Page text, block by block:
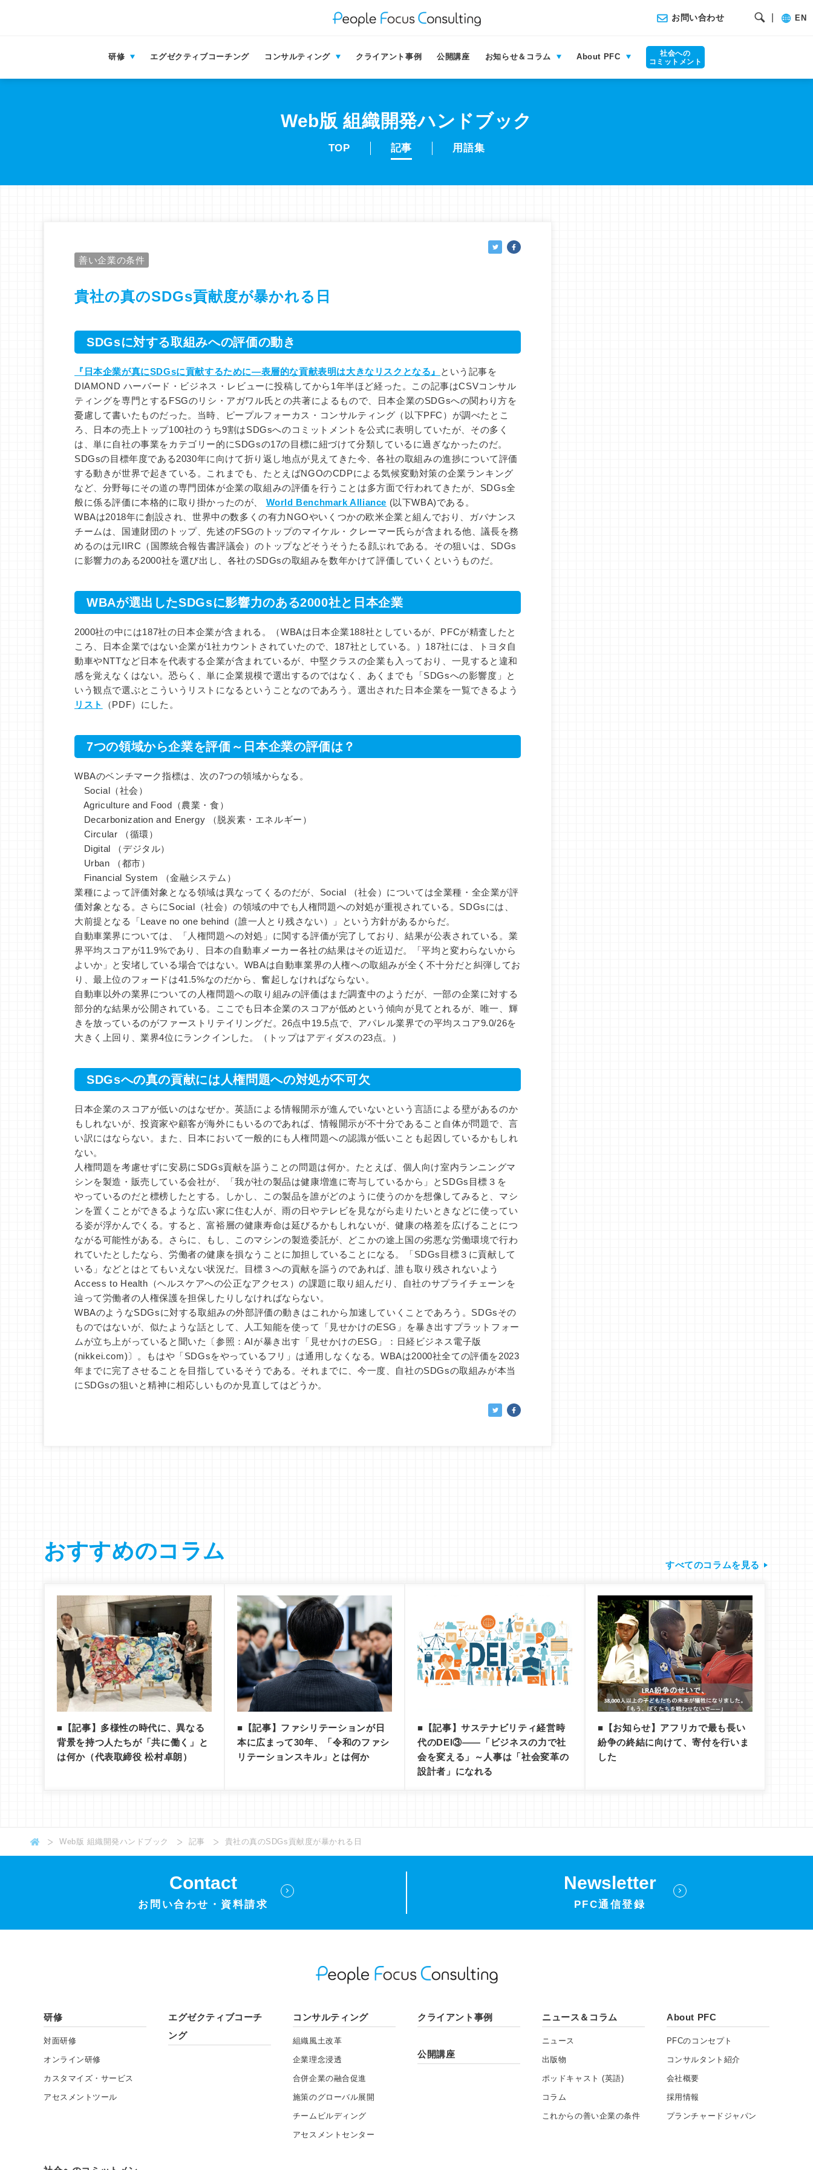
お問い合わせ EN
研修 エグゼクティブコーチング コンサルティング クライアント事例 公開講座 お知らせ＆コラム About PFC
社会への
コミットメント
Web版 組織開発ハンドブック
TOP 記事 用語集
善い企業の条件
貴社の真のSDGs貢献度が暴かれる日
SDGsに対する取組みへの評価の動き
『日本企業が真にSDGsに貢献するために―表層的な貢献表明は大きなリスクとなる』
という記事を
DIAMOND ハーバード・ビジネス・レビューに投稿してから1年半ほど経った。この記事はCSVコンサル
ティングを専門とするFSGのリシ・アガワル氏との共著によるもので、日本企業のSDGsへの関わり方を
憂慮して書いたものだった。当時、ピープルフォーカス・コンサルティング（以下PFC）が調べたとこ
ろ、日本の売上トップ100社のうち9割はSDGsへのコミットメントを公式に表明していたが、その多く
は、単に自社の事業をカテゴリー的にSDGsの17の目標に紐づけて分類しているに過ぎなかったのだ。
SDGsの目標年度である2030年に向けて折り返し地点が見えてきた今、各社の取組みの進捗について評価
する動きが世界で起きている。これまでも、たとえばNGOのCDPによる気候変動対策の企業ランキング
など、分野毎にその道の専門団体が企業の取組みの評価を行うことは多方面で行われてきたが、SDGs全
般に係る評価に本格的に取り掛かったのが、 World Benchmark Alliance (以下WBA)である。
WBAは2018年に創設され、世界中の数多くの有力NGOやいくつかの欧米企業と組んでおり、ガバナンス
チームは、国連財団のトップ、先述のFSGのトップのマイケル・クレーマー氏らが含まれる他、議長を務
めるのは元IIRC（国際統合報告書評議会）のトップなどそうそうたる顔ぶれである。その狙いは、SDGs
に影響力のある2000社を選び出し、各社のSDGsの取組みを数年かけて評価していくというものだ。
WBAが選出したSDGsに影響力のある2000社と日本企業
2000社の中には187社の日本企業が含まれる。（WBAは日本企業188社としているが、PFCが精査したと
ころ、日本企業ではない企業が1社カウントされていたので、187社としている。）187社には、トヨタ自
動車やNTTなど日本を代表する企業が含まれているが、中堅クラスの企業も入っており、一見すると違和
感を覚えなくはない。恐らく、単に企業規模で選出するのではなく、あくまでも「SDGsへの影響度」と
いう観点で選ぶとこういうリストになるということなのであろう。選出された日本企業を一覧できるよう
リスト
（PDF）にした。
7つの領域から企業を評価～日本企業の評価は？
WBAのベンチマーク指標は、次の7つの領域からなる。
Social（社会）
Agriculture and Food（農業・食）
Decarbonization and Energy （脱炭素・エネルギー）
Circular （循環）
Digital （デジタル）
Urban （都市）
Financial System （金融システム）
業種によって評価対象となる領域は異なってくるのだが、Social （社会）については全業種・全企業が評
価対象となる。さらにSocial（社会）の領域の中でも人権問題への対処が重視されている。SDGsには、
大前提となる「Leave no one behind（誰一人とり残さない）」という方針があるからだ。
自動車業界については、「人権問題への対処」に関する評価が完了しており、結果が公表されている。業
界平均スコアが11.9%であり、日本の自動車メーカー各社の結果はその近辺だ。「平均と変わらないから
よいか」と安堵している場合ではない。WBAは自動車業界の人権への取組みが全く不十分だと糾弾してお
り、最上位のフォードは41.5%なのだから、奮起しなければならない。
自動車以外の業界についての人権問題への取り組みの評価はまだ調査中のようだが、一部の企業に対する
部分的な結果が公開されている。ここでも日本企業のスコアが低めという傾向が見てとれるが、唯一、輝
きを放っているのがファーストリテイリングだ。26点中19.5点で、アパレル業界での平均スコア9.0/26を
大きく上回り、業界4位にランクインした。（トップはアディダスの23点。）
SDGsへの真の貢献には人権問題への対処が不可欠
日本企業のスコアが低いのはなぜか。英語による情報開示が進んでいないという言語による壁があるのか
もしれないが、投資家や顧客が海外にもいるのであれば、情報開示が不十分であること自体が問題で、言
い訳にはならない。また、日本において一般的にも人権問題への認識が低いことも起因しているかもしれ
ない。
人権問題を考慮せずに安易にSDGs貢献を謳うことの問題は何か。たとえば、個人向け室内ランニングマ
シンを製造・販売している会社が、「我が社の製品は健康増進に寄与しているから」とSDGs目標３を
やっているのだと標榜したとする。しかし、この製品を誰がどのように使うのかを想像してみると、マシ
ンを置くことができるような広い家に住む人が、雨の日やテレビを見ながら走りたいときなどに使ってい
る姿が浮かんでくる。すると、富裕層の健康寿命は延びるかもしれないが、健康の格差を広げることにつ
ながる可能性がある。さらに、もし、このマシンの製造委託が、どこかの途上国の劣悪な労働環境で行わ
れていたとしたなら、労働者の健康を損なうことに加担していることになる。「SDGs目標３に貢献して
いる」などとはとてもいえない状況だ。目標３への貢献を謳うのであれば、誰も取り残されないよう
Access to Health（ヘルスケアへの公正なアクセス）の課題に取り組んだり、自社のサプライチェーンを
辿って労働者の人権保護を担保したりしなければならない。
WBAのようなSDGsに対する取組みの外部評価の動きはこれから加速していくことであろう。SDGsその
ものではないが、似たような話として、人工知能を使って「見せかけのESG」を暴き出すプラットフォー
ムが立ち上がっていると聞いた〔参照：AIが暴き出す「見せかけのESG」：日経ビジネス電子版
(nikkei.com)〕。もはや「SDGsをやっているフリ」は通用しなくなる。WBAは2000社全ての評価を2023
年までに完了させることを目指しているそうである。それまでに、今一度、自社のSDGsの取組みが本当
にSDGsの狙いと精神に相応しいものか見直してはどうか。
おすすめのコラム
すべてのコラムを見る
■【記事】多様性の時代に、異なる
背景を持つ人たちが「共に働く」と
は何か（代表取締役 松村卓朗）
■【記事】ファシリテーションが日
本に広まって30年、「令和のファシ
リテーションスキル」とは何か
■【記事】サステナビリティ経営時
代のDEI③——「ビジネスの力で社
会を変える」～人事は「社会変革の
設計者」になれる
■【お知らせ】アフリカで最も長い
紛争の終結に向けて、寄付を行いま
した
Web版 組織開発ハンドブック 記事 貴社の真のSDGs貢献度が暴かれる日
Contact
お問い合わせ・ 資料請求
Newsletter
PFC通信登録
研修
対面研修
オンライン研修
カスタマイズ・ サービス
アセスメント ツール
エグゼクティブコーチ
ング
コンサルティング
組織風土改革
企業理念浸透
合併企業の融合促進
施策のグローバル展開
チームビルディング
アセスメントセンター
クライアント事例
公開講座
ニュース＆コラム
ニュース
出版物
ポッドキャスト (英語)
コラム
これからの善い企業の条件
About PFC
PFCのコンセプト
コンサルタント紹介
会社概要
採用情報
プランチャードジャパン